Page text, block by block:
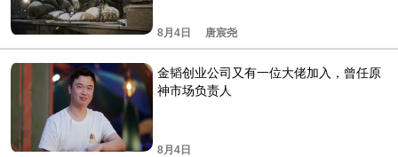
8月4日 唐宸尧
金韬创业公司又有一位大佬加入，曾任原
神市场负责人
8月4日